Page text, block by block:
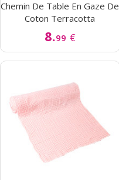
Chemin De Table En Gaze De
Coton Terracotta
8.99 €